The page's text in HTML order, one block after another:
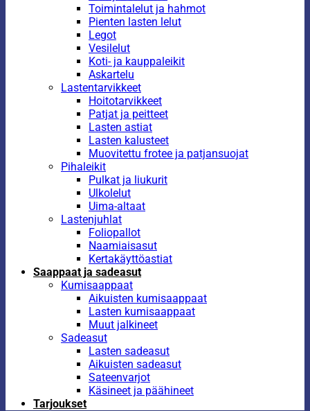
Toimintalelut ja hahmot
Pienten lasten lelut
Legot
Vesilelut
Koti- ja kauppaleikit
Askartelu
Lastentarvikkeet
Hoitotarvikkeet
Patjat ja peitteet
Lasten astiat
Lasten kalusteet
Muovitettu frotee ja patjansuojat
Pihaleikit
Pulkat ja liukurit
Ulkolelut
Uima-altaat
Lastenjuhlat
Foliopallot
Naamiaisasut
Kertakäyttöastiat
Saappaat ja sadeasut
Kumisaappaat
Aikuisten kumisaappaat
Lasten kumisaappaat
Muut jalkineet
Sadeasut
Lasten sadeasut
Aikuisten sadeasut
Sateenvarjot
Käsineet ja päähineet
Tarjoukset